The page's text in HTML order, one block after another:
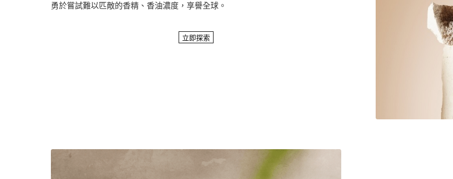
勇於嘗試難以匹敵的香精、香油濃度，享譽全球。